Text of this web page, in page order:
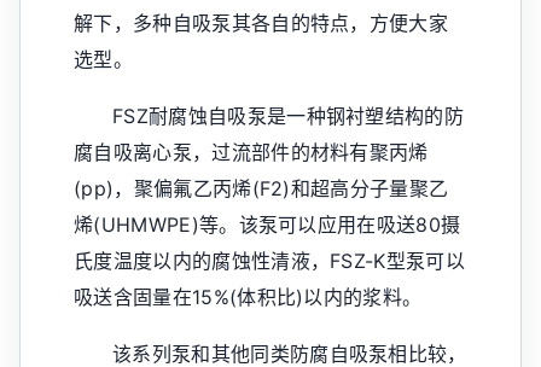
解下，多种自吸泵其各自的特点，方便大家
选型。
FSZ耐腐蚀自吸泵是一种钢衬塑结构的防
腐自吸离心泵，过流部件的材料有聚丙烯
(pp)，聚偏氟乙丙烯(F2)和超高分子量聚乙
烯(UHMWPE)等。该泵可以应用在吸送80摄
氏度温度以内的腐蚀性清液，FSZ-K型泵可以
吸送含固量在15%(体积比)以内的浆料。
该系列泵和其他同类防腐自吸泵相比较，